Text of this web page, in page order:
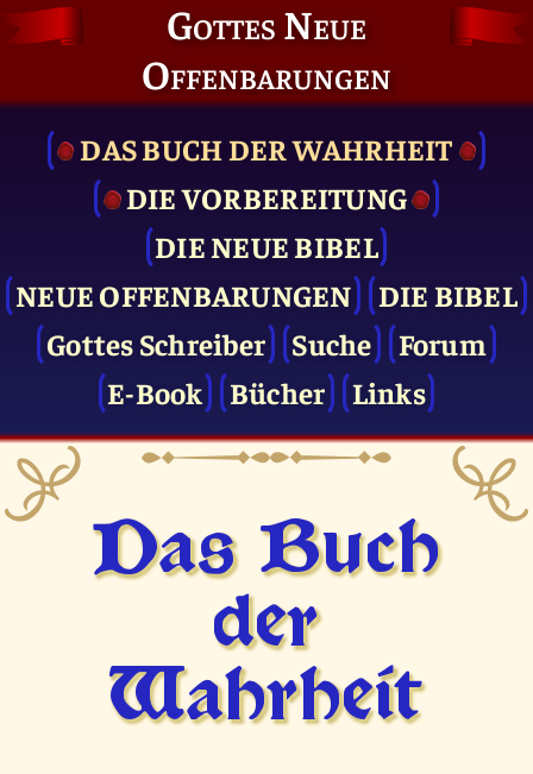
Gottes Neue
Offenbarungen
DAS BUCH DER WAHRHEIT
DIE VOR­BEREITUNG
DIE NEUE BIBEL
NEUE OFFENBARUNGEN
DIE BIBEL
Gottes Schreiber
Suche
Forum
E-Book
Bücher Links
Das Buch
der
Wahrheit